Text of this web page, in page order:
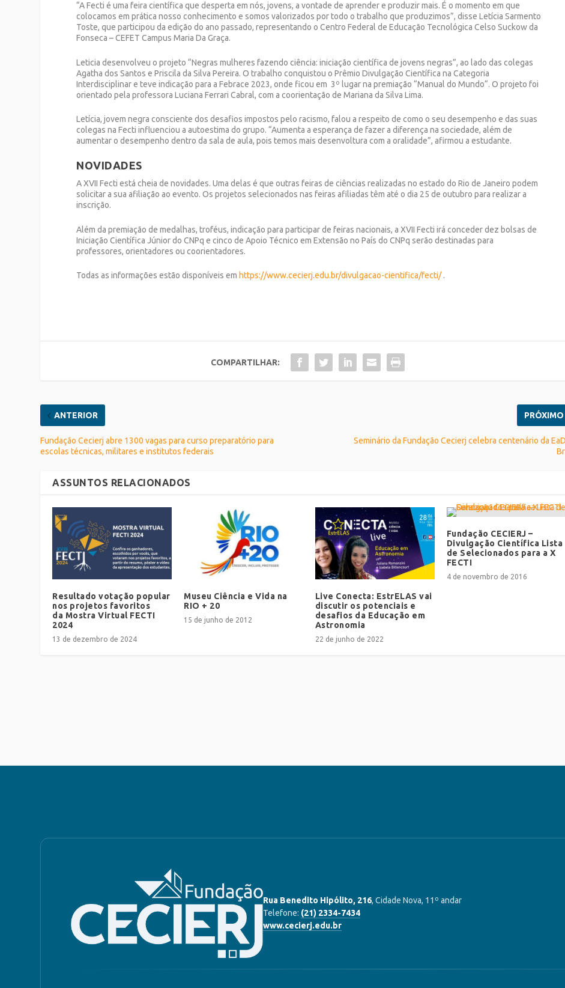
“A Fecti é uma feira científica que desperta em nós, jovens, a vontade de aprender e produzir mais. É o momento em que
colocamos em prática nosso conhecimento e somos valorizados por todo o trabalho que produzimos”, disse Letícia Sarmento
Toste, que participou da edição do ano passado, representando o Centro Federal de Educação Tecnológica Celso Suckow da
Fonseca – CEFET Campus Maria Da Graça.
Leticia desenvolveu o projeto “Negras mulheres fazendo ciência: iniciação científica de jovens negras”, ao lado das colegas
Agatha dos Santos e Priscila da Silva Pereira. O trabalho conquistou o Prêmio Divulgação Científica na Categoria
Interdisciplinar e teve indicação para a Febrace 2023, onde ficou em 3º lugar na premiação “Manual do Mundo“. O projeto foi
orientado pela professora Luciana Ferrari Cabral, com a coorientação de Mariana da Silva Lima.
Letícia, jovem negra consciente dos desafios impostos pelo racismo, falou a respeito de como o seu desempenho e das suas
colegas na Fecti influenciou a autoestima do grupo. “Aumenta a esperança de fazer a diferença na sociedade, além de
aumentar o desempenho dentro da sala de aula, pois temos mais desenvoltura com a oralidade”, afirmou a estudante.
NOVIDADES
A XVII Fecti está cheia de novidades. Uma delas é que outras feiras de ciências realizadas no estado do Rio de Janeiro podem
solicitar a sua afiliação ao evento. Os projetos selecionados nas feiras afiliadas têm até o dia 25 de outubro para realizar a
inscrição.
Além da premiação de medalhas, troféus, indicação para participar de feiras nacionais, a XVII Fecti irá conceder dez bolsas de
Iniciação Científica Júnior do CNPq e cinco de Apoio Técnico em Extensão no País do CNPq serão destinadas para
professores, orientadores ou coorientadores.
Todas as informações estão disponíveis em https://www.cecierj.edu.br/divulgacao-cientifica/fecti/.
COMPARTILHAR:
ANTERIOR
Fundação Cecierj abre 1300 vagas para curso preparatório para
escolas técnicas, militares e institutos federais
PRÓXIMO
Seminário da Fundação Cecierj celebra centenário da
ASSUNTOS RELACIONADOS
Resultado votação popular
nos projetos favoritos
da Mostra Virtual FECTI
2024
13 de dezembro de 2024
Museu Ciência e Vida na
RIO + 20
15 de junho de 2012
Live Conecta: EstrELAS vai
discutir os potenciais e
desafios da Educação em
Astronomia
22 de junho de 2022
Fundação CECIERJ –
Divulgação Científica Lista
de Selecionados para a X
FECTI
4 de novembro de 2016
Rua Benedito Hipólito, 216, Cidade Nova, 11º andar
Telefone: (21) 2334-7434
www.cecierj.edu.br